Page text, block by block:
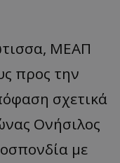
ΜΕΑΠ
προς την
σχετικά
Ονήσιλος
με